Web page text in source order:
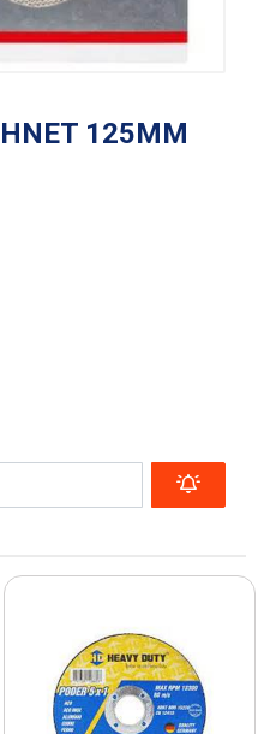
125MM